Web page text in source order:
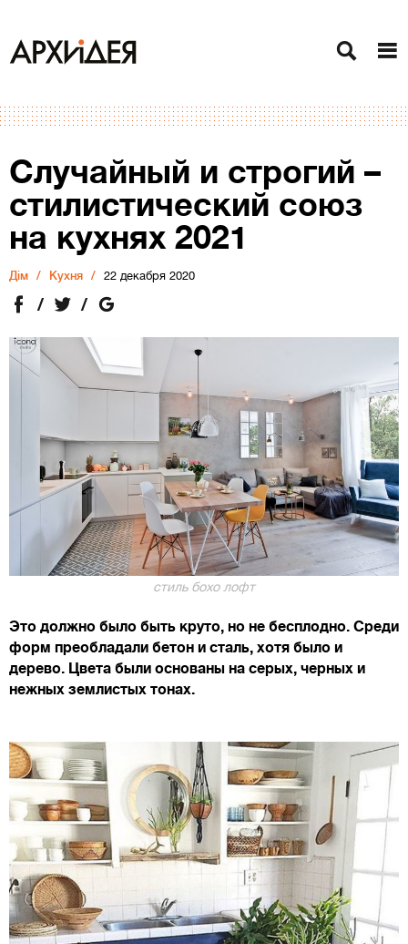
Случайный и строгий –
стилистический союз
на кухнях 2021
Дiм Кухня 22 декабря 2020
стиль бохо лофт
Это должно было быть круто, но не бесплодно. Среди
форм преобладали бетон и сталь, хотя было и
дерево. Цвета были основаны на серых, черных и
нежных землистых тонах.